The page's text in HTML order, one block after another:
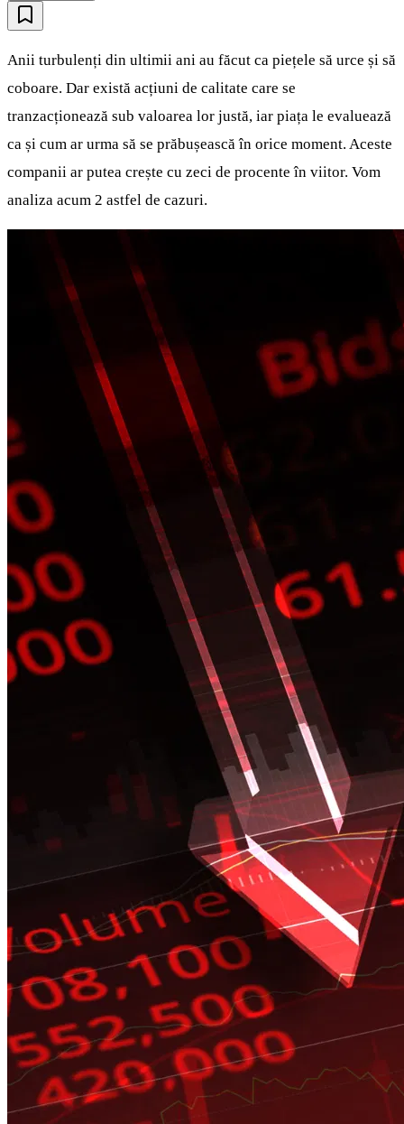
Anii turbulenți din ultimii ani au făcut ca piețele să urce și să
coboare. Dar există acțiuni de calitate care se
tranzacționează sub valoarea lor justă, iar piața le evaluează
ca și cum ar urma să se prăbușească în orice moment. Aceste
companii ar putea crește cu zeci de procente în viitor. Vom
analiza acum 2 astfel de cazuri.